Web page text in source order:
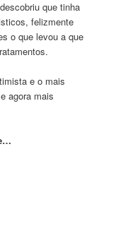
que tinha
felizmente
o que levou a que
e o mais
agora mais